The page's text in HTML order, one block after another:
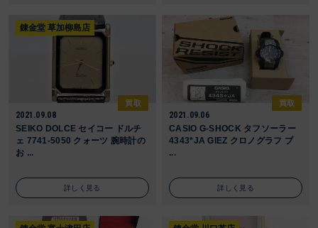
錬金堂 草加柳島店
買取
2021.09.08
SEIKO DOLCE セイコー ドルチ
ェ 7741-5050 クォーツ 腕時計の
お ...
詳しく見る
買取
2021.09.06
CASIO G-SHOCK タフソーラー
4343*JA GIEZ クロノグラフ ブ
...
詳しく見る